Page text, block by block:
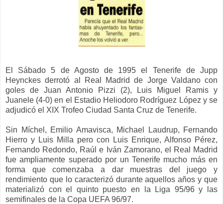
El Sábado 5 de Agosto de 1995 el Tenerife de Jupp
Heynckes derrotó al Real Madrid de Jorge Valdano con
goles de Juan Antonio Pizzi (2), Luis Miguel Ramis y
Juanele (4-0) en el Estadio Heliodoro Rodríguez López y se
adjudicó el XIX Trofeo Ciudad Santa Cruz de Tenerife.
Sin Míchel, Emilio Amavisca, Michael Laudrup, Fernando
Hierro y Luis Milla pero con Luis Enrique, Alfonso Pérez,
Fernando Redondo, Raúl e Iván Zamorano, el Real Madrid
fue ampliamente superado por un Tenerife mucho más en
forma que comenzaba a dar muestras del juego y
rendimiento que lo caracterizó durante aquellos años y que
materializó con el quinto puesto en la Liga 95/96 y las
semifinales de la Copa UEFA 96/97.